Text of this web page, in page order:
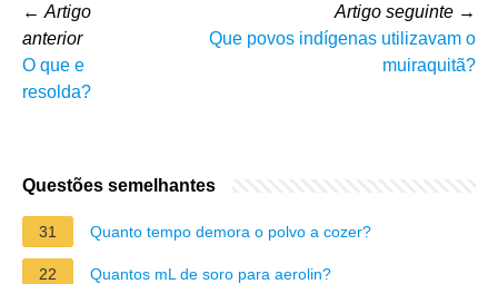
← Artigo
anterior
O que e
resolda?
Artigo seguinte →
Que povos indígenas utilizavam o
muiraquitã?
Questões semelhantes
31 Quanto tempo demora o polvo a cozer?
22 Quantos mL de soro para aerolin?